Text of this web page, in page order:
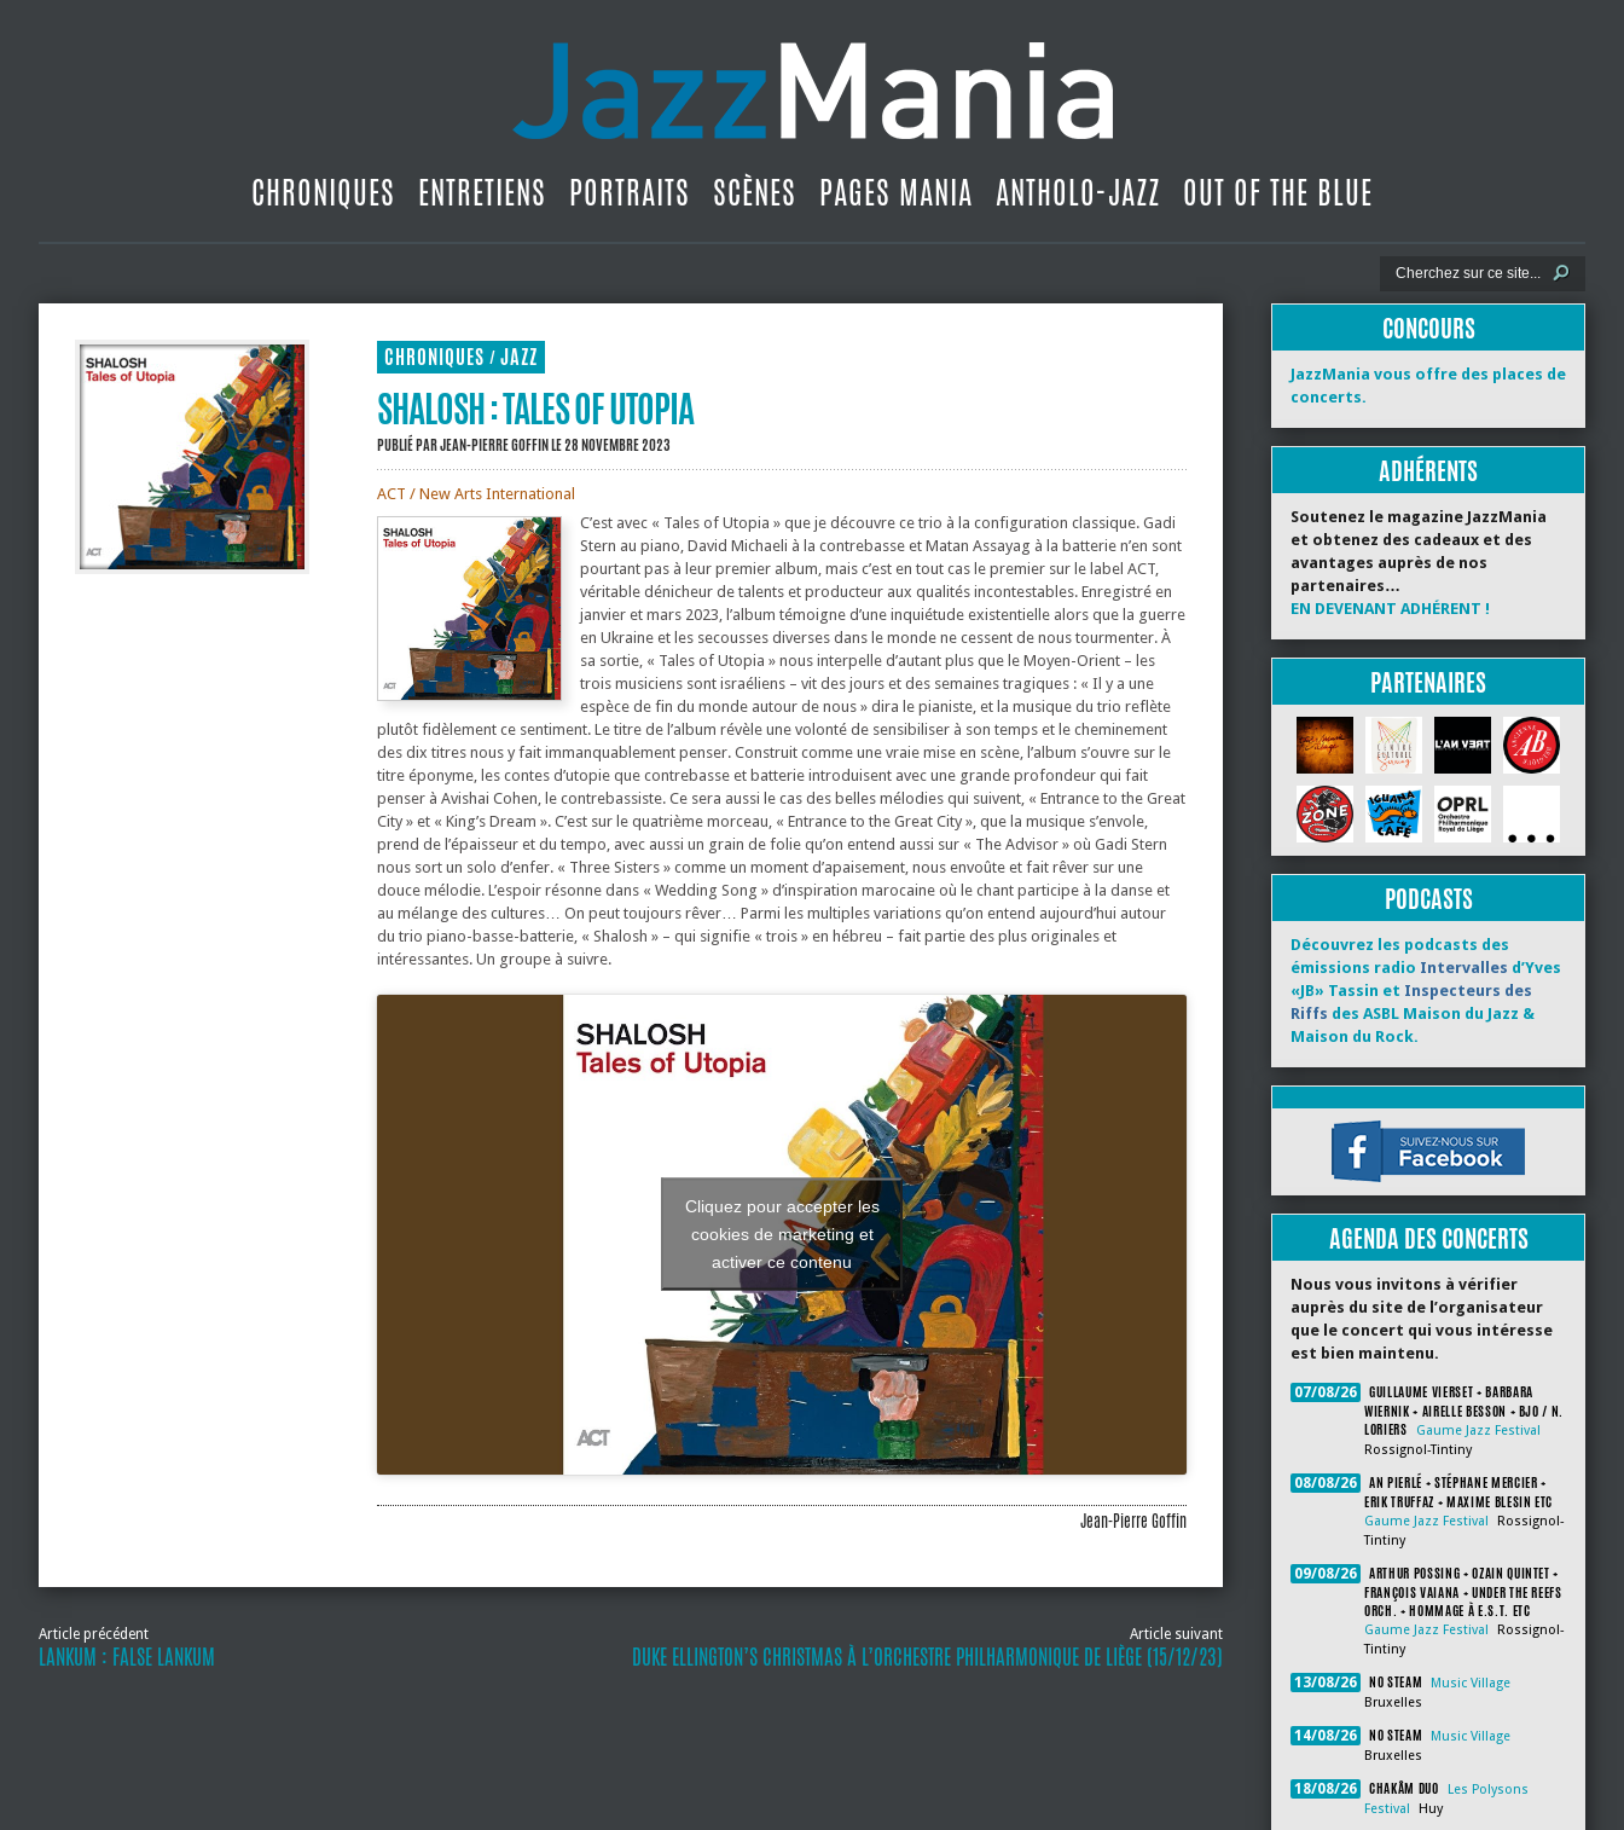
CHRONIQUES ENTRETIENS PORTRAITS SCÈNES PAGES MANIA ANTHOLO-JAZZ OUT OF THE BLUE
CHRONIQUES / JAZZ
SHALOSH : TALES OF UTOPIA
PUBLIÉ PARJEAN-PIERRE GOFFINLE 28 NOVEMBRE 2023
ACT / New Arts International
C’est avec « Tales of Utopia » que je découvre ce trio à la configuration classique. Gadi
Stern au piano, David Michaeli à la contrebasse et Matan Assayag à la batterie n’en sont
pourtant pas à leur premier album, mais c’est en tout cas le premier sur le label ACT,
véritable dénicheur de talents et producteur aux qualités incontestables. Enregistré en
janvier et mars 2023, l’album témoigne d’une inquiétude existentielle alors que la guerre
en Ukraine et les secousses diverses dans le monde ne cessent de nous tourmenter. À
sa sortie, « Tales of Utopia » nous interpelle d’autant plus que le Moyen-Orient – les
trois musiciens sont israéliens – vit des jours et des semaines tragiques : « Il y a une
espèce de fin du monde autour de nous » dira le pianiste, et la musique du trio reflète
plutôt fidèlement ce sentiment. Le titre de l’album révèle une volonté de sensibiliser à son temps et le cheminement
des dix titres nous y fait immanquablement penser. Construit comme une vraie mise en scène, l’album s’ouvre sur le
titre éponyme, les contes d’utopie que contrebasse et batterie introduisent avec une grande profondeur qui fait
penser à Avishai Cohen, le contrebassiste. Ce sera aussi le cas des belles mélodies qui suivent, « Entrance to the Great
City » et « King’s Dream ». C’est sur le quatrième morceau, « Entrance to the Great City », que la musique s’envole,
prend de l’épaisseur et du tempo, avec aussi un grain de folie qu’on entend aussi sur « The Advisor » où Gadi Stern
nous sort un solo d’enfer. « Three Sisters » comme un moment d’apaisement, nous envoûte et fait rêver sur une
douce mélodie. L’espoir résonne dans « Wedding Song » d’inspiration marocaine où le chant participe à la danse et
au mélange des cultures… On peut toujours rêver… Parmi les multiples variations qu’on entend aujourd’hui autour
du trio piano-basse-batterie, « Shalosh » – qui signifie « trois » en hébreu – fait partie des plus originales et
intéressantes. Un groupe à suivre.
Cliquez pour accepter les
cookies de marketing et
activer ce contenu
Jean-Pierre Goffin
Article précédent
LANKUM : FALSE LANKUM
Article suivant
DUKE ELLINGTON’S CHRISTMAS À L’ORCHESTRE PHILHARMONIQUE DE LIÈGE (15/12/23)
CONCOURS
JazzMania vous offre des places de
concerts.
ADHÉRENTS
Soutenez le magazine JazzMania
et obtenez des cadeaux et des
avantages auprès de nos
partenaires…
EN DEVENANT ADHÉRENT !
PARTENAIRES
PODCASTS
Découvrez les podcasts des
émissions radio Intervalles d’Yves
«JB» Tassin et Inspecteurs des
Riffs des ASBL Maison du Jazz &
Maison du Rock.
AGENDA DES CONCERTS
Nous vous invitons à vérifier
auprès du site de l’organisateur
que le concert qui vous intéresse
est bien maintenu.
07/08/26
GUILLAUME VIERSET + BARBARA
WIERNIK + AIRELLE BESSON + BJO / N.
LORIERS
Gaume Jazz Festival
Rossignol-Tintiny
08/08/26
AN PIERLÉ + STÉPHANE MERCIER +
ERIK TRUFFAZ + MAXIME BLESIN ETC
Gaume Jazz Festival
Rossignol-
Tintiny
09/08/26
ARTHUR POSSING + OZAIN QUINTET +
FRANÇOIS VAIANA + UNDER THE REEFS
ORCH. + HOMMAGE À E.S.T. ETC
Gaume Jazz Festival
Rossignol-
Tintiny
13/08/26 NO STEAM
Music Village
Bruxelles
14/08/26 NO STEAM
Music Village
Bruxelles
18/08/26 CHAKÂM DUO
Les Polysons
Festival
Huy